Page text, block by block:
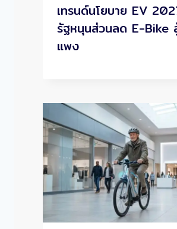
เทรนด์นโยบาย EV
รัฐหนุนส่วนลด E-Bike
แพง